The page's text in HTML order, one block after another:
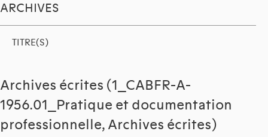
ARCHIVES
TITRE(S)
Archives écrites (1_CABFR-A-
1956.01_Pratique et documentation
professionnelle, Archives écrites)